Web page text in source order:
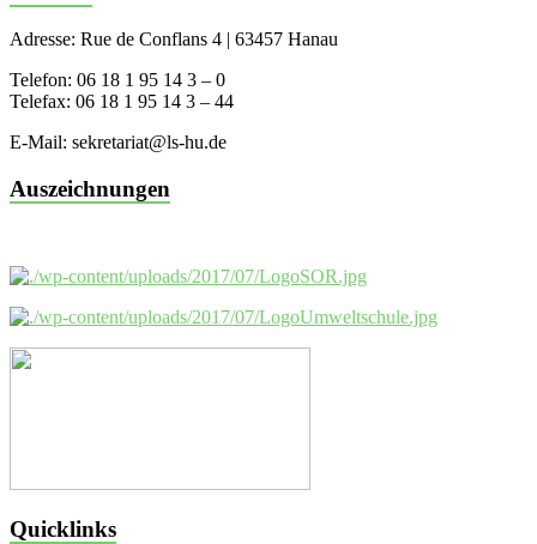
Adresse: Rue de Conflans 4 | 63457 Hanau
Telefon: 06 18 1 95 14 3 – 0
Telefax: 06 18 1 95 14 3 – 44
E-Mail: sekretariat@ls-hu.de
Auszeichnungen
Quicklinks